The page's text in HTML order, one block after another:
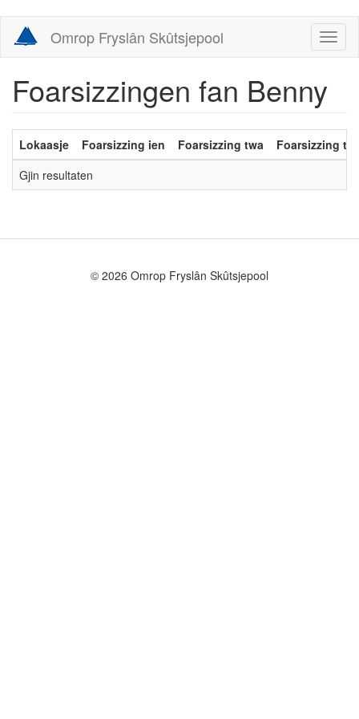
main
Omrop Fryslân Skûtsjepool
Foarsizzingen fan Benny
Lokaasje Foarsizzing ien Foarsizzing twa
Foarsizzing
Gjin resultaten
© 2026 Omrop Fryslân Skûtsjepool